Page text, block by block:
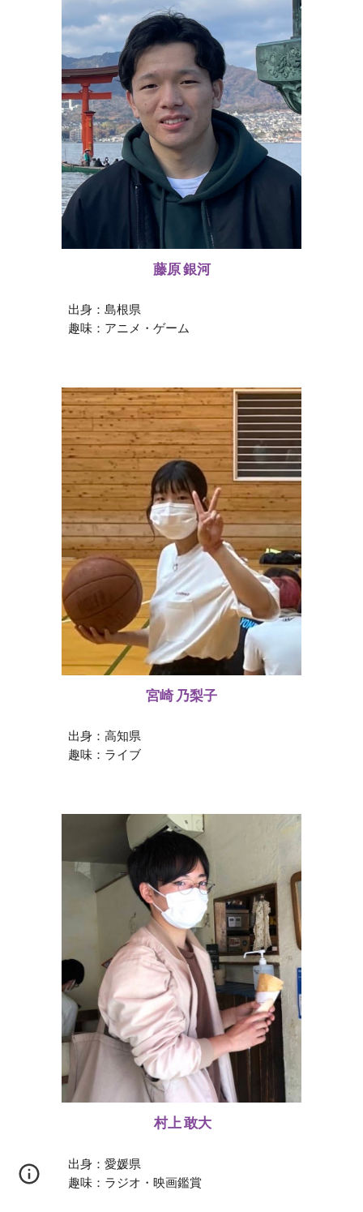
藤原 銀河
出身：島根県
趣味： アニメ・ゲーム
宮崎 乃梨子
出身：高知県
趣味： ライブ
村上 敢大
出身：愛媛県
趣味： ラジオ・映画鑑賞